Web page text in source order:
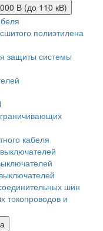
В (до 110 кВ)
полиэтилена
защиты системы
кабеля
шин
токопроводов и